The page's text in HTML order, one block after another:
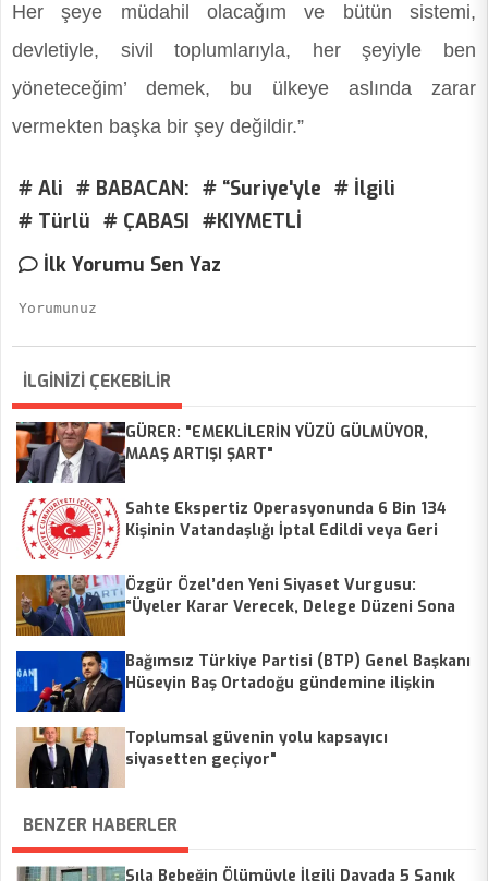
Her şeye müdahil olacağım ve bütün sistemi,
devletiyle, sivil toplumlarıyla, her şeyiyle ben
yöneteceğim’ demek, bu ülkeye aslında zarar
vermekten başka bir şey değildir.”
# Ali # BABACAN: # “Suriye'yle # İlgili
# Türlü # ÇABASI #KIYMETLİ
İlk Yorumu Sen Yaz
İLGİNİZİ ÇEKEBİLİR
GÜRER: "EMEKLİLERİN YÜZÜ GÜLMÜYOR,
MAAŞ ARTIŞI ŞART"
Sahte Ekspertiz Operasyonunda 6 Bin 134
Kişinin Vatandaşlığı İptal Edildi veya Geri
Özgür Özel’den Yeni Siyaset Vurgusu:
“Üyeler Karar Verecek, Delege Düzeni Sona
Bağımsız Türkiye Partisi (BTP) Genel Başkanı
Hüseyin Baş Ortadoğu gündemine ilişkin
Toplumsal güvenin yolu kapsayıcı
siyasetten geçiyor"
BENZER HABERLER
Sıla Bebeğin Ölümüyle İlgili Davada 5 Sanık